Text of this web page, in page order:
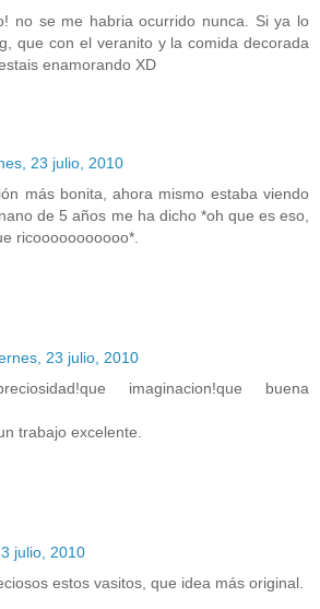
no se me habria ocurrido nunca. Si ya lo
que con el veranito y la comida decorada
enamorando XD
23 julio, 2010
más bonita, ahora mismo estaba viendo
de 5 años me ha dicho *oh que es eso,
ricooooooooooo*.
23 julio, 2010
imaginacion!que buena
trabajo excelente.
julio, 2010
estos vasitos, que idea más original.